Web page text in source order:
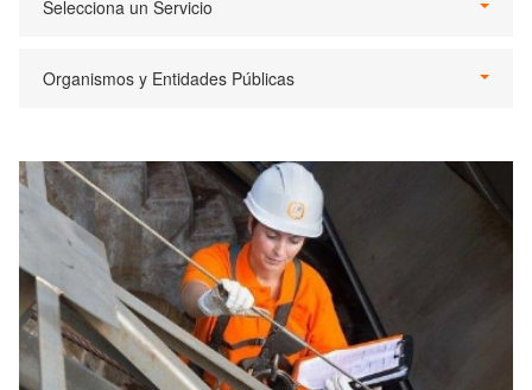
Selecciona un Servicio
Organismos y Entidades Públicas